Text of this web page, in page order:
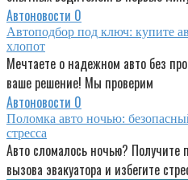
Автоновости 0
Автоподбор под ключ: купите
хлопот
Мечтаете о надежном авто без
ваше решение! Мы проверим
Автоновости 0
Поломка авто ночью:
стресса
Авто сломалось ночью? Получите
вызова эвакуатора и избегите